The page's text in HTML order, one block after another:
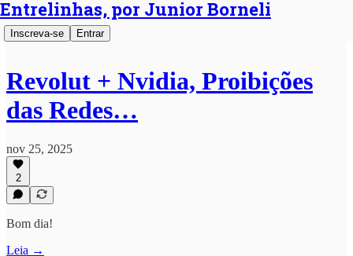
Entrelinhas, por Junior Borneli
Inscreva-se Entrar
Revolut + Nvidia, Proibições
das Redes…
nov 25, 2025
2
Bom dia!
Leia →